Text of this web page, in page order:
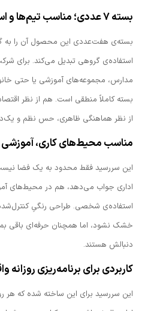
بسته ۷ عددی؛ مناسب تیم‌ها و استفاده گروهی
بسته‌ی هفت‌عددی این محصول آن را به
استفاده‌ی گروهی تبدیل می‌کند. برای
مدارس، مجموعه‌های آموزشی یا حتی
بسته کاملاً منطقی است. هم از نظر
از نظر هماهنگی ظاهری، حس نظم و
مناسب محیط‌های کاری،
این سررسید فقط محدود به یک فضا
اداری جواب می‌دهد، هم در محیط‌های
استفاده‌ی شخصی. طراحی رنگیِ
خشک نشود، اما همچنان حرفه‌ای باقی
دنبالش هستند.
کاربردی برای برنامه‌ریزی روزانه
این سررسید برای این ساخته شده که هر